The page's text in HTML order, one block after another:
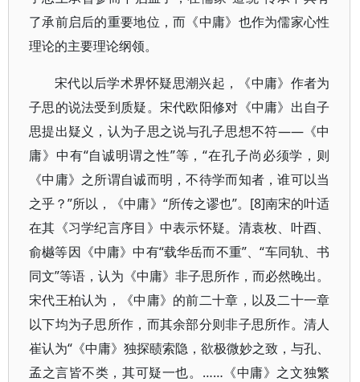
了承前启后的重要地位，而《中庸》也作为儒家心性
理论的主要理论纲领。
宋代以后学术界怀疑思潮兴起，《中庸》作者为
子思的说法受到质疑。宋代欧阳修对《中庸》出自子
思提出疑义，认为子思之说与孔子思想不符——《中
庸》中有“自诚明谓之性”等，“在孔子尚必须学，则
《中庸》之所谓自诚而明，不待学而知者，谁可以当
之乎？”所以，《中庸》“所传之谬也”。[8]南宋的叶适
在其《习学纪言序目》中表示怀疑。清袁枚、叶酉、
俞樾等因《中庸》中有“载华岳而不重”、“车同轨、书
同文”等语，认为《中庸》非子思所作，而必然晚出。
宋代王柏认为，《中庸》的前二十章，以及二十一章
以下均为子思所作，而其余部分则非子思所作。清人
崔认为“《中庸》独探赜索隐，欲极微妙之致，与孔、
孟之言皆不类，其可疑一也。……《中庸》之文独繁